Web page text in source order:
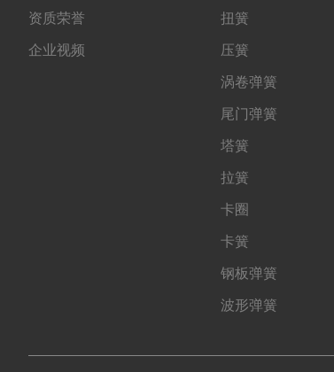
资质荣誉
企业视频
扭簧
压簧
涡卷弹簧
尾门弹簧
塔簧
拉簧
卡圈
卡簧
钢板弹簧
波形弹簧